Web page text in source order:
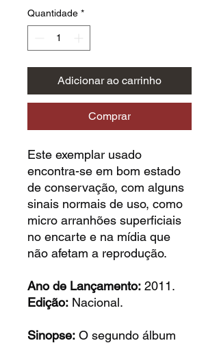
Quantidade *
Adicionar ao carrinho
Comprar
Este exemplar usado
encontra-se em bom estado
de conservação, com alguns
sinais normais de uso, como
micro arranhões superficiais
no encarte e na mídia que
não afetam a reprodução.
Ano de Lançamento: 2011.
Edição: Nacional.
Sinopse: O segundo álbum